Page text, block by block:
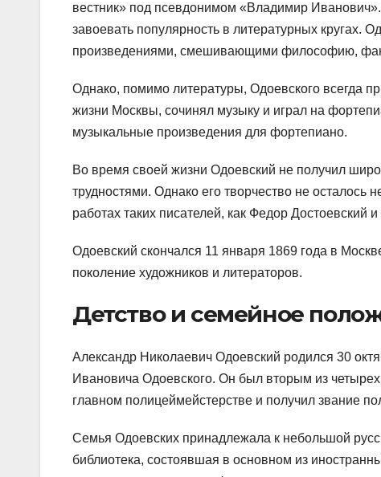
вестник» под псевдонимом «Владимир
завоевать популярность в литературных кругах.
произведениями, смешивающими философию,
Однако, помимо литературы, Одоевского всегда
жизни Москвы, сочинял музыку и играл на
музыкальные произведения для фортепиано.
Во время своей жизни Одоевский не получил
трудностями. Однако его творчество не
работах таких писателей, как Федор Достоевский
Одоевский скончался 11 января 1869 года в
поколение художников и литераторов.
Детство и семейное
Александр Николаевич Одоевский родился 30
Ивановича Одоевского. Он был вторым из
главном полицеймейстерстве и получил звание
Семья Одоевских принадлежала к небольшой
библиотека, состоявшая в основном из